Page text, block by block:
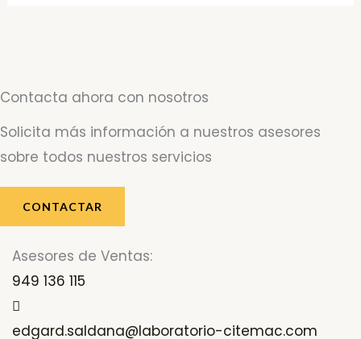
Contacta ahora con nosotros
Solicita más información a nuestros asesores
sobre todos nuestros servicios
CONTACTAR
Asesores de Ventas:
949 136 115
edgard.saldana@laboratorio-citemac.com